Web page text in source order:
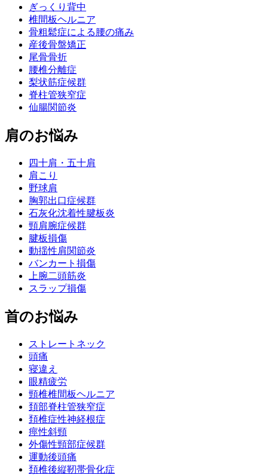
ぎっくり背中
椎間板ヘルニア
骨粗鬆症による腰の痛み
産後骨盤矯正
尾骨骨折
腰椎分離症
梨状筋症候群
脊柱管狭窄症
仙腸関節炎
肩のお悩み
四十肩・五十肩
肩こり
野球肩
胸郭出口症候群
石灰化沈着性腱板炎
頸肩腕症候群
腱板損傷
動揺性肩関節炎
バンカート損傷
上腕二頭筋炎
スラップ損傷
首のお悩み
ストレートネック
頭痛
寝違え
眼精疲労
頸椎椎間板ヘルニア
頚部脊柱管狭窄症
頚椎症性神経根症
痙性斜頸
外傷性頸部症候群
運動後頭痛
頚椎後縦靭帯骨化症